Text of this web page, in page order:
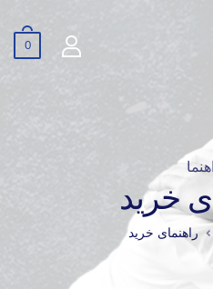
0
خرید
راهنمای خرید